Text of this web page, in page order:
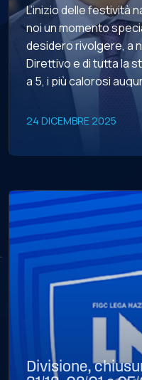
L’inizio delle festività
noi un momento
desidero rivolgere, a
Direttivo e di tutta la
a 5, i più calorosi
sereno e felice anno
futsal. Sono trascorsi
24 DICEMBRE 2025
Divisione,